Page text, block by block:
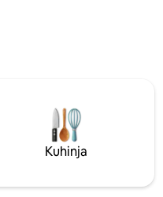
krevet koji se može
i potpunom
Kuhinja